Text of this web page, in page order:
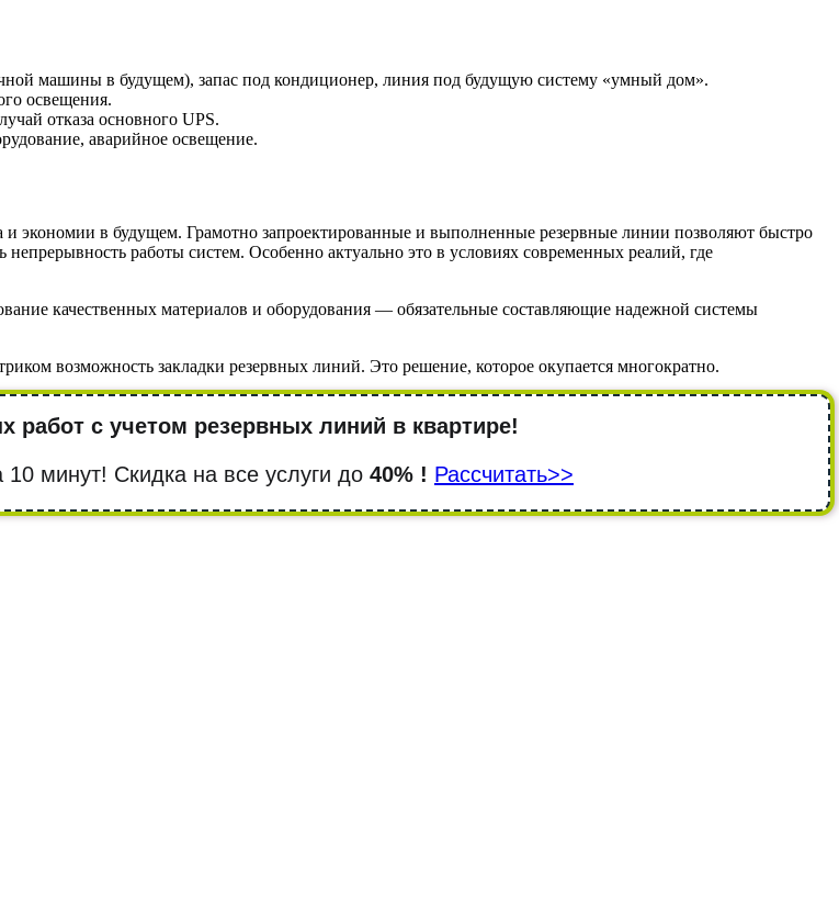
машины в будущем), запас под кондиционер, линия под будущую систему «умный дом».
освещения.
отказа основного UPS.
аварийное освещение.
и экономии в будущем. Грамотно запроектированные и выполненные резервные линии позволяют быстро
работы систем. Особенно актуально это в условиях современных реалий, где
качественных материалов и оборудования — обязательные составляющие надежной системы
возможность закладки резервных линий. Это решение, которое окупается многократно.
работ с учетом резервных линий в квартире!
10 минут! Cкидка на все услуги до 40% ! Рассчитать>>